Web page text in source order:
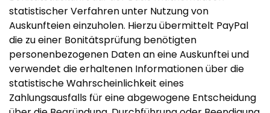
statistischer Verfahren unter Nutzung von
Auskunfteien einzuholen. Hierzu übermittelt PayPal
die zu einer Bonitätsprüfung benötigten
personenbezogenen Daten an eine Auskunftei und
verwendet die erhaltenen Informationen über die
statistische Wahrscheinlichkeit eines
Zahlungsausfalls für eine abgewogene Entscheidung